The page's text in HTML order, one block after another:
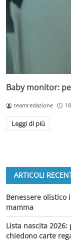
Baby monitor:
teamredazione
Leggi di più
ARTICOLI
Benessere olistico
mamma
Lista nascita
chiedono carte